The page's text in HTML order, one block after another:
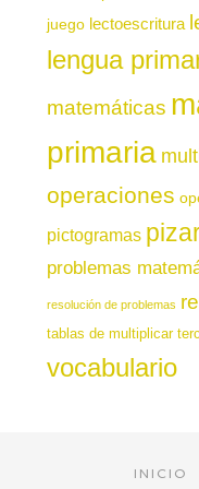
juego lectoescritura
lengua
matemáticas
primaria
operaciones
pictogramas
problemas
resolución de problemas
tablas de multiplicar
vocabulario
INICIO